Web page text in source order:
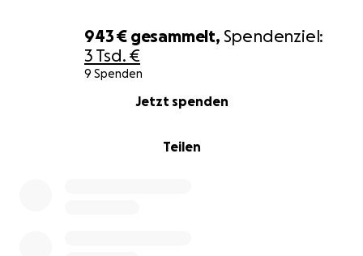
943 € gesammelt, Spendenziel:
3 Tsd. €
9 Spenden
Teilen
Jetzt spenden